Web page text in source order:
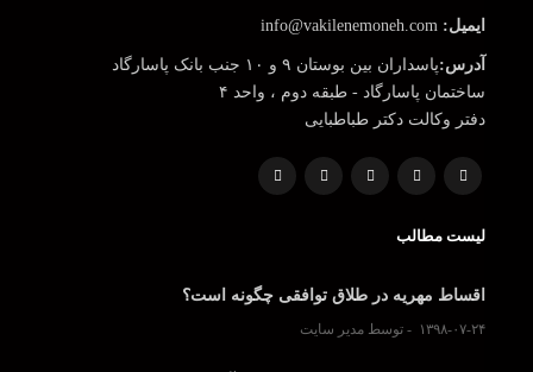
ایمیل:
آدرس:پاسداران بین بوستان ۹ و ۱۰ جنب بانک پاسارگاد
ساختمان پاسارگاد - طبقه دوم ، واحد ۴
دفتر وکالت دکتر طباطبایی
لیست مطالب
اقساط مهریه در طلاق توافقی چگونه است؟
۱۳۹۸-۰۷-۲۴ توسط مدیر سایت